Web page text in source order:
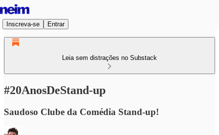
Inscreva-se Entrar
Leia sem distrações no Substack
#20AnosDeStand-up
Saudoso Clube da Comédia Stand-up!